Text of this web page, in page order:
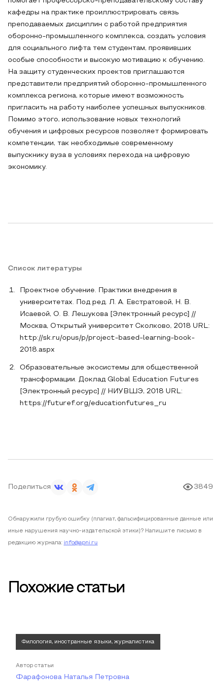
кафедры на практике проиллюстрировать связь
преподаваемых дисциплин с работой предприятия
оборонно-промышленного комплекса, создать условия
для социального лифта тем студентам, проявивших
особые способности и высокую мотивацию к обучению.
На защиту студенческих проектов приглашаются
представители предприятий оборонно-промышленного
комплекса региона, которые имеют возможность
пригласить на работу наиболее успешных выпускников.
Помимо этого, использование новых технологий
обучения и цифровых ресурсов позволяет формировать
компетенции, так необходимые современному
выпускнику вуза в условиях перехода на цифровую
экономику.
Список литературы
Проектное обучение. Практики внедрения в
университетах. Под ред. Л. А. Евстратовой, Н. В.
Исаевой, О. В. Лешукова [Электронный ресурс] //
Москва, Открытый университет Сколково, 2018 URL:
http://sk.ru/opus/p/project-based-learning-book-
2018.aspx
Образовательные экосистемы для общественной
трансформации. Доклад Global Education Futures
[Электронный ресурс] // НИУВШЭ, 2018 URL:
https://futuref.org/educationfutures_ru
Поделиться 3849
Обнаружили грубую ошибку (плагиат, фальсифицированные данные или
иные нарушения научно-издательской этики)? Напишите письмо в
редакцию журнала: info@apni.ru
Похожие статьи
Филология, иностранные языки, журналистика
Автор статьи
Фарафонова Наталья Петровна